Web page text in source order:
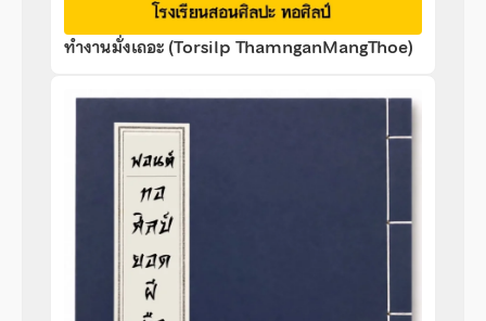
ทำงานมั่งเถอะ (Torsilp ThamnganMangThoe)